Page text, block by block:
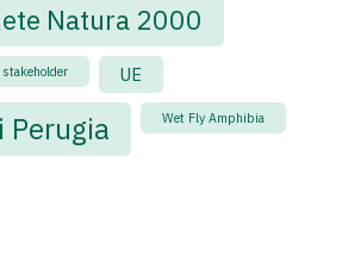
Natura 2000
stakeholder UE
Perugia Wet Fly Amphibia